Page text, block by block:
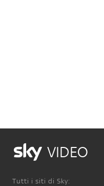
VIDEO
Tutti i siti di Sky: